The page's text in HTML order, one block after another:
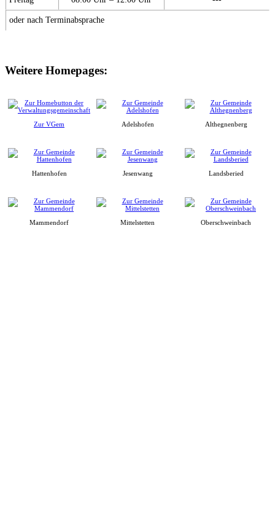
oder nach Terminabsprache
Weitere Homepages:
Zur VGem Adelshofen Althegnenberg
Hattenhofen Jesenwang Landsberied
Mammendorf Mittelstetten Oberschweinbach